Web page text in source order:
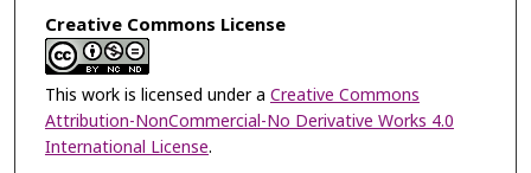
Creative Commons License
This work is licensed under a Creative Commons
Attribution-NonCommercial-No Derivative Works 4.0
International License.